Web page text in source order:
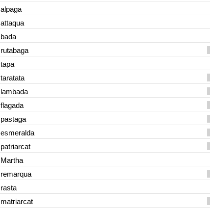
alpaga
attaqua
bada
rutabaga
tapa
taratata
lambada
flagada
pastaga
esmeralda
patriarcat
Martha
remarqua
rasta
matriarcat